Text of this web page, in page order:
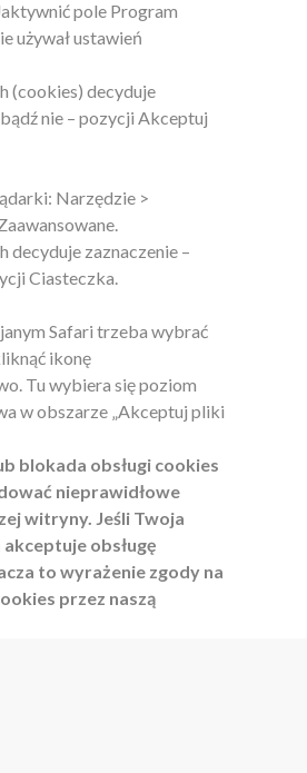
pole Program
używał ustawień
(cookies) decyduje
nie – pozycji Akceptuj
Narzędzie >
decyduje zaznaczenie –
Ciasteczka.
Safari trzeba wybrać
ikonę
Tu wybiera się poziom
w obszarze „Akceptuj pliki
blokada obsługi cookies
nieprawidłowe
witryny. Jeśli Twoja
obsługę
to wyrażenie zgody na
przez naszą